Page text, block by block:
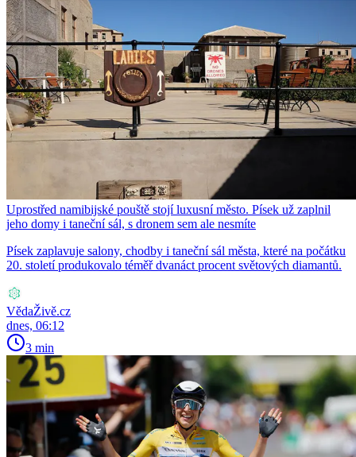
Uprostřed namibijské pouště stojí luxusní město. Písek už zaplnil
jeho domy i taneční sál, s dronem sem ale nesmíte
Písek zaplavuje salony, chodby i taneční sál města, které na počátku
20. století produkovalo téměř dvanáct procent světových diamantů.
VědaŽivě.cz
dnes, 06:12
3 min